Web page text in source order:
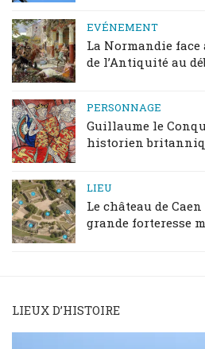
EVÉNEMENT
La Normandie face
de l’Antiquité au
PERSONNAGE
Guillaume le
historien
LIEU
Le château de
grande forteresse
LIEUX D’HISTOIRE